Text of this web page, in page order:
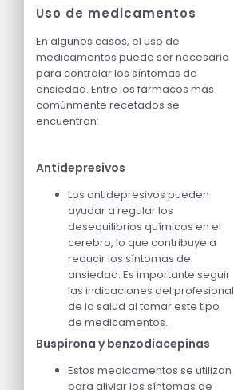
Uso de medicamentos
En algunos casos, el uso de
medicamentos puede ser necesario
para controlar los síntomas de
ansiedad. Entre los fármacos más
comúnmente recetados se
encuentran:
Antidepresivos
Los antidepresivos pueden
ayudar a regular los
desequilibrios químicos en el
cerebro, lo que contribuye a
reducir los síntomas de
ansiedad. Es importante seguir
las indicaciones del profesional
de la salud al tomar este tipo
de medicamentos.
Buspirona y benzodiacepinas
Estos medicamentos se utilizan
para aliviar los síntomas de